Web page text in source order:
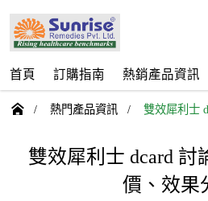
首頁 訂購指南 熱銷產品資訊
 / 熱門產品資訊 / 雙效犀利士
雙效犀利士 dcard 討
價、效果